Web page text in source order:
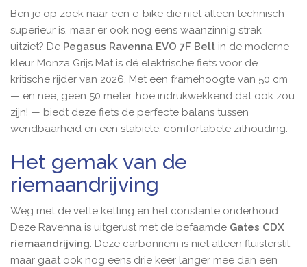
Ben je op zoek naar een e-bike die niet alleen technisch
superieur is, maar er ook nog eens waanzinnig strak
uitziet? De Pegasus Ravenna EVO 7F Belt in de moderne
kleur Monza Grijs Mat is dé elektrische fiets voor de
kritische rijder van 2026. Met een framehoogte van 50 cm
— en nee, geen 50 meter, hoe indrukwekkend dat ook zou
zijn! — biedt deze fiets de perfecte balans tussen
wendbaarheid en een stabiele, comfortabele zithouding.
Het gemak van de
riemaandrijving
Weg met de vette ketting en het constante onderhoud.
Deze Ravenna is uitgerust met de befaamde Gates CDX
riemaandrijving. Deze carbonriem is niet alleen fluisterstil,
maar gaat ook nog eens drie keer langer mee dan een